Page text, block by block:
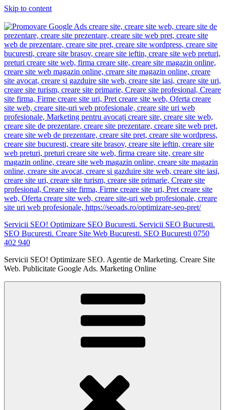
Skip to content
Servicii SEO! Optimizare SEO Bucuresti. Servicii SEO Bucuresti.
SEO Bucuresti. Creare Site Web Bucuresti. SEO Bucuresti 0750
402 940
Servicii SEO! Optimizare SEO. Agentie de Marketing. Creare Site
Web. Publicitate Google Ads. Marketing Online